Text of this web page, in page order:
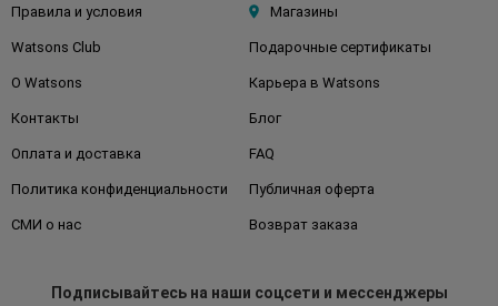
Правила и условия Магазины
Watsons Club Подарочные сертификаты
О Watsons Карьера в Watsons
Контакты Блог
Оплата и доставка FAQ
Политика конфиденциальности Публичная оферта
СМИ о нас Возврат заказа
Подписывайтесьна наши соцсети и мессенджеры